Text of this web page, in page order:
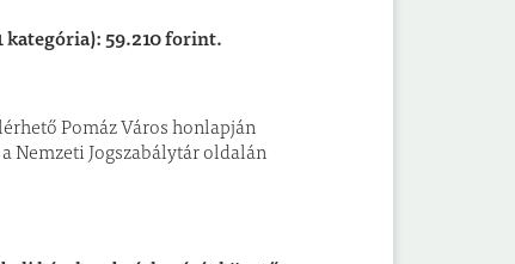
kategória): 59.210 forint.
Pomáz Város honlapján
Nemzeti Jogszabálytár oldalán